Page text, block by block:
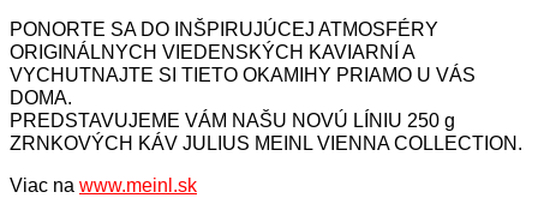
PONORTE SA DO INŠPIRUJÚCEJ ATMOSFÉRY
ORIGINÁLNYCH VIEDENSKÝCH KAVIARNÍ A
VYCHUTNAJTE SI TIETO OKAMIHY PRIAMO U VÁS
DOMA.
PREDSTAVUJEME VÁM NAŠU NOVÚ LÍNIU 250 g
ZRNKOVÝCH KÁV JULIUS MEINL VIENNA COLLECTION.
Viac na www.meinl.sk